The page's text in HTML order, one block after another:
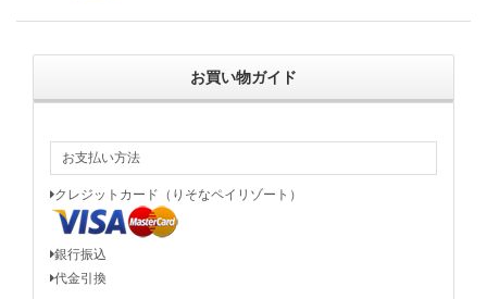
お買い物ガイド
お支払い方法
クレジットカード（りそなペイリゾート）
銀行振込
代金引換